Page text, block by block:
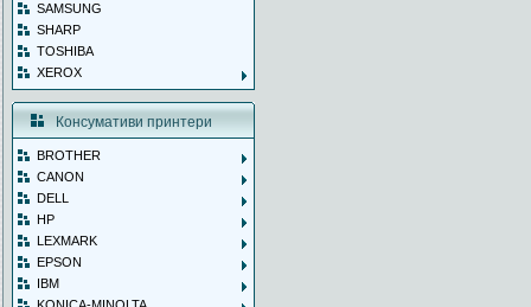
SAMSUNG
SHARP
TOSHIBA
XEROX
Консумативи принтери
BROTHER
CANON
DELL
HP
LEXMARK
EPSON
IBM